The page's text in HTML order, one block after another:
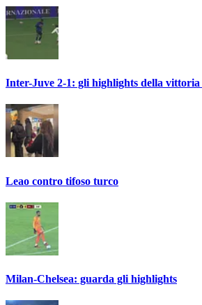
Inter-Juve 2-1: gli highlights della
Leao contro tifoso turco
Milan-Chelsea: guarda gli highlights